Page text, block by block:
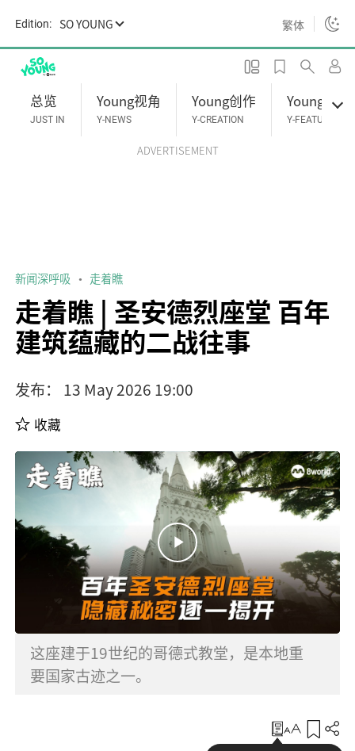
i
Edition: SO YOUNG 繁体
总览
JUST IN
Young视角
Y-NEWS
Young创作
Y-CREATION
Young专题
Y-FEATURES
ADVERTISEMENT
走着瞧 | 圣安德烈座堂 百年
建筑蕴藏的二战往事
新闻深呼吸 走着瞧
发布： 13 May 2026 19:00
收藏
这座建于19世纪的哥德式教堂，是本地重
要国家古迹之一。
收藏